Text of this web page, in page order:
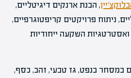
, הבנת ארנקים דיגיטליים,
ניתוח פרויקטים קריפטוגרפיים,
ואסטרטגיות השקעה ייחודיות
במסחר בנפט, גז טבעי, זהב, כסף,